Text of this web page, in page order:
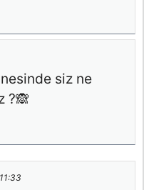
siz ne
?🙈